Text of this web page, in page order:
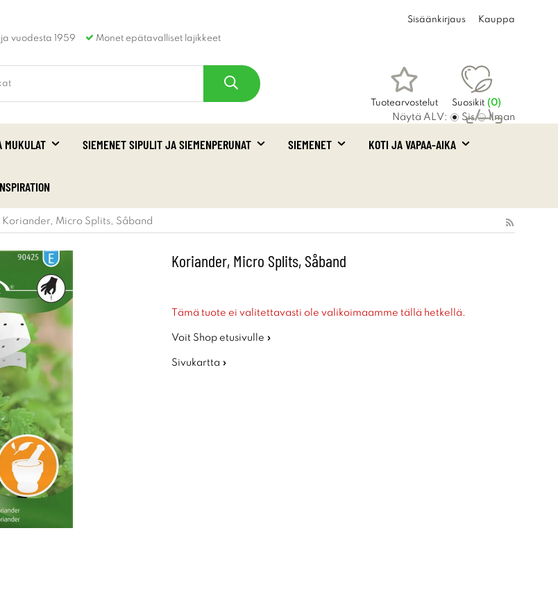
vuodesta 1959 Monet epätavalliset lajikkeet
Sisäänkirjaus Kauppa
Tuotearvostelut Suosikit (0)
Ostoskori
Näytä ALV: Sis Ilman
MUKULAT SIEMENET SIPULIT JA SIEMENPERUNAT SIEMENET KOTI JA VAPAA-AIKA
Koriander, Micro Splits, Såband
Koriander, Micro Splits, Såband
Tämä tuote ei valitettavasti ole valikoimaamme tällä hetkellä.
Voit Shop etusivulle »
Sivukartta »